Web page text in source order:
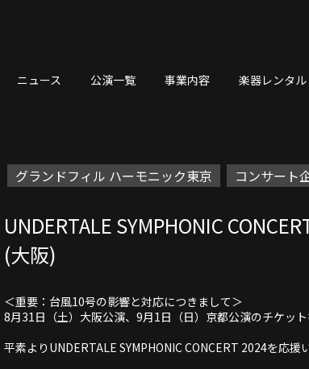
ニュース 公演一覧 事業内容 楽器レンタル
グランドフィル ハーモニック東京 コンサート
UNDERTALE SYMPHONIC
(大阪)
＜重要：台風10号の影響と対応につきまして＞
8月31日（土）大阪公演、9月1日（日）京都公演のチケッ
平素よりUNDERTALE SYMPHONIC CONCERT 2024を応援